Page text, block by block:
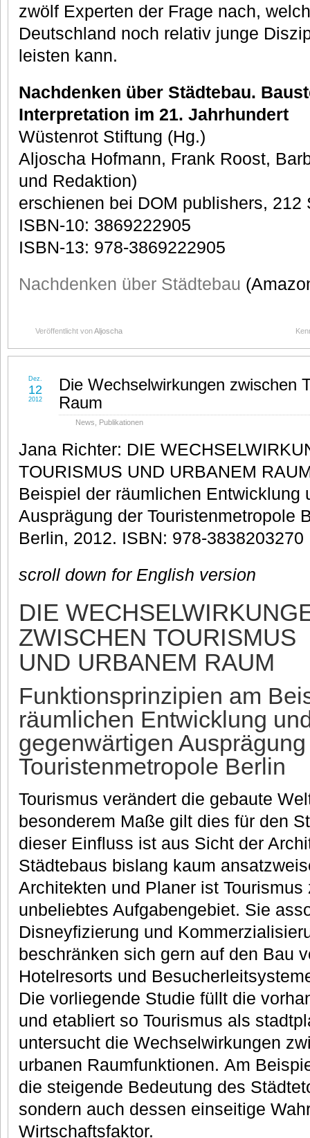
zwölf Experten der Frage nach,
Deutschland noch relativ junge
leisten kann.
Nachdenken über Städtebau.
Interpretation im 21. Jahrhundert
Wüstenrot Stiftung (Hg.)
Aljoscha Hofmann, Frank Roost,
und Redaktion)
erschienen bei DOM publishers, 212
ISBN-10: 3869222905
ISBN-13: 978-3869222905
Nachdenken über Städtebau
Veröffentlicht vonAljoscha
Die Wechselwirkungen zwischen
Raum
News Publikationen
Dez.
12
2012
Jana Richter: DIE
TOURISMUS UND URBANEM
Beispiel der räumlichen Entwicklung
Ausprägung der Touristenmetropole
Berlin, 2012. ISBN: 978-3838203270
scroll down for English version
DIE
ZWISCHEN TOURISMUS
UND URBANEM RAUM
Funktionsprinzipien am
räumlichen Entwicklung
gegenwärtigen
Touristenmetropole Berlin
Tourismus verändert die gebaute
besonderem Maße gilt dies für den
dieser Einfluss ist aus Sicht der
Städtebaus bislang kaum
Architekten und Planer ist Tourismus
unbeliebtes Aufgabengebiet. Sie
Disneyfizierung und
beschränken sich gern auf den Bau
Hotelresorts und
Die vorliegende Studie füllt die
und etabliert so Tourismus als
untersucht die Wechselwirkungen
urbanen Raumfunktionen. Am
die steigende Bedeutung des
sondern auch dessen einseitige
Wirtschaftsfaktor.